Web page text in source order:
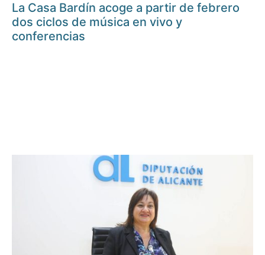
La Casa Bardín acoge a partir de febrero
dos ciclos de música en vivo y
conferencias